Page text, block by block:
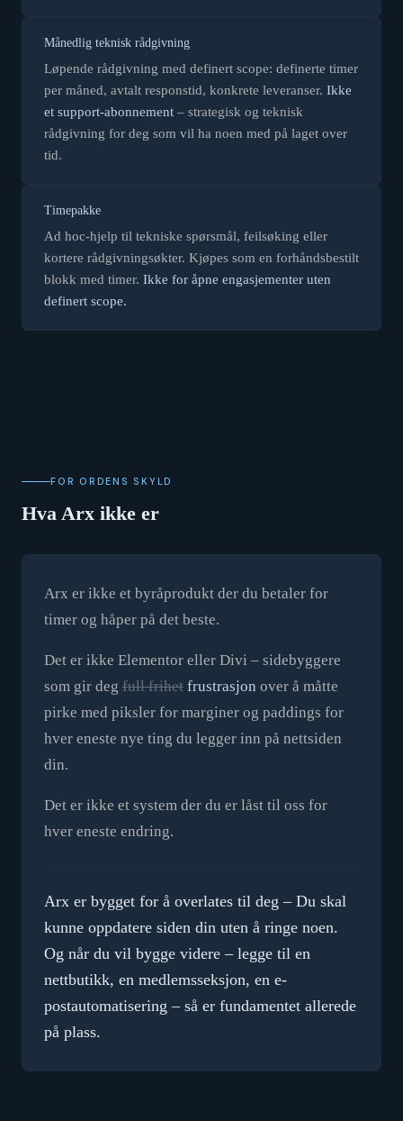
Månedlig teknisk rådgivning
Løpende rådgivning med definert scope: definerte timer
per måned, avtalt responstid, konkrete leveranser. Ikke
et support-abonnement – strategisk og teknisk
rådgivning for deg som vil ha noen med på laget over
tid.
Timepakke
Ad hoc-hjelp til tekniske spørsmål, feilsøking eller
kortere rådgivningsøkter. Kjøpes som en forhåndsbestilt
blokk med timer. Ikke for åpne engasjementer uten
definert scope.
FOR ORDENS SKYLD
Hva Arx ikke er
Arx er ikke et byråprodukt der du betaler for
timer og håper på det beste.
Det er ikke Elementor eller Divi – sidebyggere
som gir deg full frihet frustrasjon over å måtte
pirke med piksler for marginer og paddings for
hver eneste nye ting du legger inn på nettsiden
din.
Det er ikke et system der du er låst til oss for
hver eneste endring.
Arx er bygget for å overlates til deg – Du skal
kunne oppdatere siden din uten å ringe noen.
Og når du vil bygge videre – legge til en
nettbutikk, en medlemsseksjon, en e-
postautomatisering – så er fundamentet allerede
på plass.